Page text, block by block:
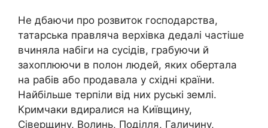
Не дбаючи про розвиток господарства,
татарська правляча верхівка дедалі частіше
вчиняла набіги на сусідів, грабуючи й
захоплюючи в полон людей, яких обертала
на рабів або продавала у східні країни.
Найбільше терпіли від них руські землі.
Кримчаки вдиралися на Київщину,
Сіверщину, Волинь, Поділля, Галичину,